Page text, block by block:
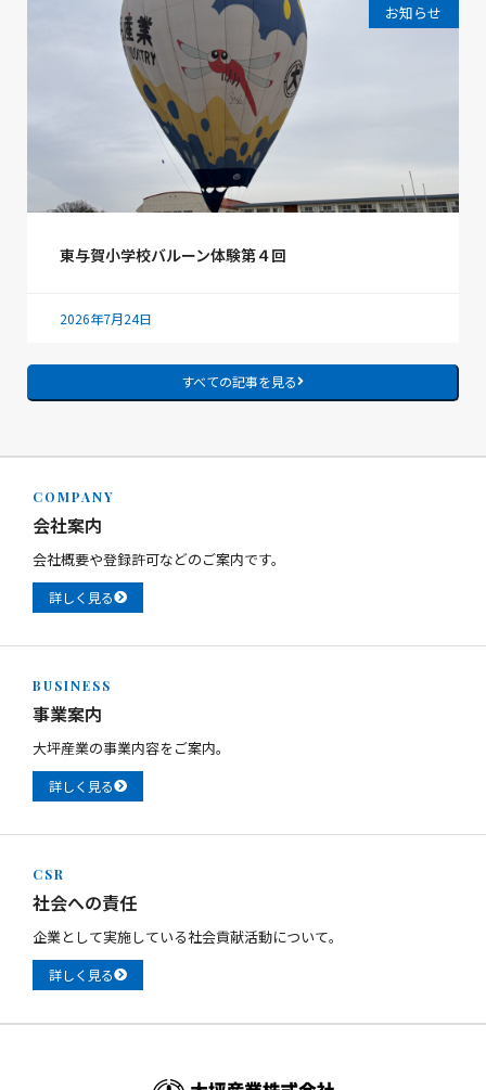
お知らせ
東与賀小学校バルーン体験第４回
2026年7月24日
すべての記事を見る
COMPANY
会社案内
会社概要や登録許可などのご案内です。
詳しく見る
BUSINESS
事業案内
大坪産業の事業内容をご案内。
詳しく見る
CSR
社会への責任
企業として実施している社会貢献活動について。
詳しく見る